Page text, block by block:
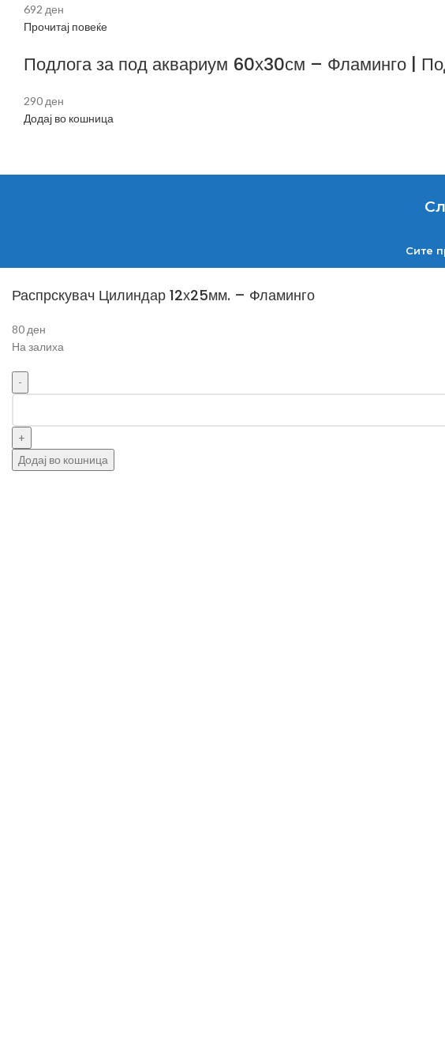
692 ден
Прочитај повеќе
Подлога за под аквариум 60х30см – Фламинго |
290 ден
Додај во кошница
Сите
Распрскувач Цилиндар 12х25мм. – Фламинго
80 ден
На залиха
Додај во кошница